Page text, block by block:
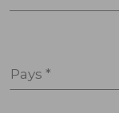
Pays *